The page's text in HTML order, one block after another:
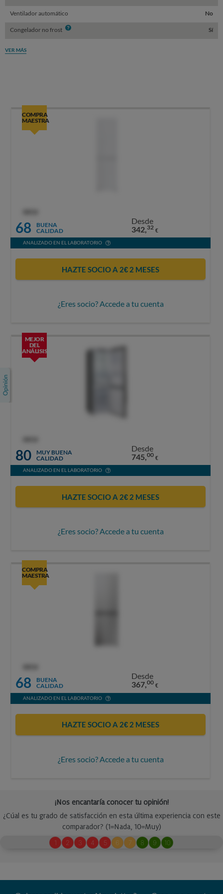
Ventilador automático No
Congelador no frost Info Sí
VER MÁS
COMPRA
MAESTRA
68
BUENA
CALIDAD
Desde
342,32 €
ANALIZADO EN EL LABORATORIO
HAZTE SOCIO A 2€ 2 MESES
¿Eres socio? Accede a tu cuenta
MEJOR
DEL
ANÁLISIS
80
MUY BUENA
CALIDAD
Desde
745,00 €
ANALIZADO EN EL LABORATORIO
HAZTE SOCIO A 2€ 2 MESES
¿Eres socio? Accede a tu cuenta
COMPRA
MAESTRA
68
BUENA
CALIDAD
Desde
367,00 €
ANALIZADO EN EL LABORATORIO
HAZTE SOCIO A 2€ 2 MESES
¿Eres socio? Accede a tu cuenta